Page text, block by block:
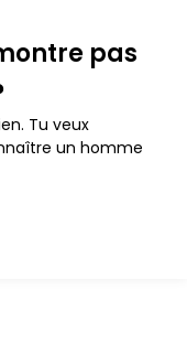
pas
Tu veux
un homme